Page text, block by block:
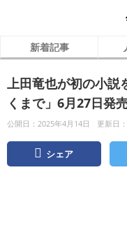
新着記事
上田竜也が初の小説
くまで」6月27日発
公開日：2025年4月14日 更新日
シェア